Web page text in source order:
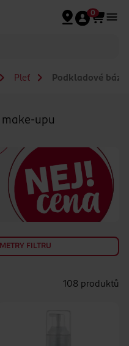
0
Pleť Podkladové
upu
FILTRU
108 produktů